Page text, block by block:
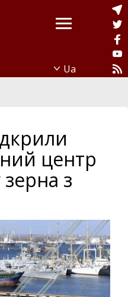
центр
з